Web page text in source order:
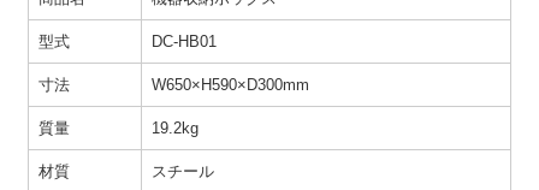
型式 DC-HB01
寸法 W650×H590×D300mm
質量 19.2kg
材質 スチール